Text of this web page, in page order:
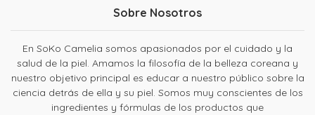
Sobre Nosotros
En SoKo Camelia somos apasionados por el cuidado y la
salud de la piel. Amamos la filosofía de la belleza coreana y
nuestro objetivo principal es educar a nuestro público sobre la
ciencia detrás de ella y su piel. Somos muy conscientes de los
ingredientes y fórmulas de los productos que